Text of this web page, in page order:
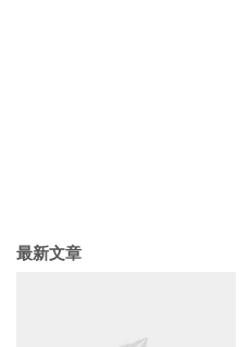
最新文章